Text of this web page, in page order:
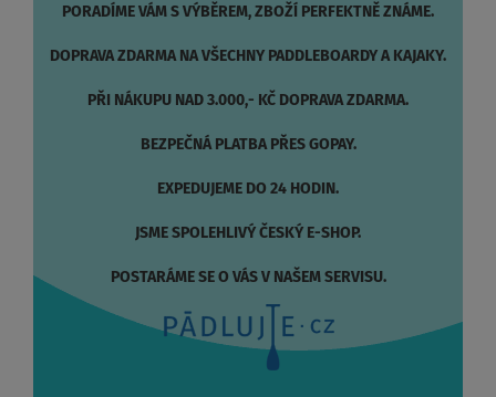
PORADÍME VÁM S VÝBĚREM, ZBOŽÍ PERFEKTNĚ ZNÁME.
DOPRAVA ZDARMA NA VŠECHNY PADDLEBOARDY A KAJAKY.
PŘI NÁKUPU NAD 3.000,- KČ DOPRAVA ZDARMA.
BEZPEČNÁ PLATBA PŘES GOPAY.
EXPEDUJEME DO 24 HODIN.
JSME SPOLEHLIVÝ ČESKÝ E-SHOP.
POSTARÁME SE O VÁS V NAŠEM SERVISU.